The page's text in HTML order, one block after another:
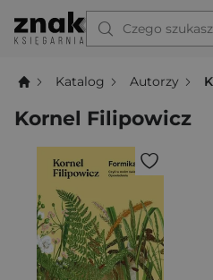
Czego
Katalog Autorzy
Kornel Filipowicz